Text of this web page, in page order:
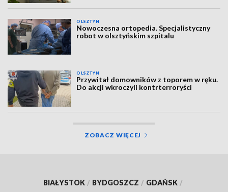
OLSZTYN
Nowoczesna ortopedia. Specjalistyczny
robot w olsztyńskim szpitalu
OLSZTYN
Przywitał domowników z toporem w ręku.
Do akcji wkroczyli kontrterroryści
ZOBACZ WIĘCEJ
BIAŁYSTOK / BYDGOSZCZ / GDAŃSK /